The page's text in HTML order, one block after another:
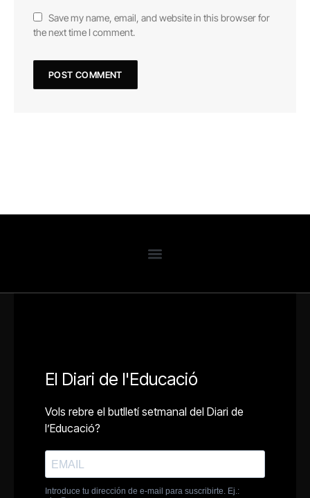
Save my name, email, and website in this browser for
the next time I comment.